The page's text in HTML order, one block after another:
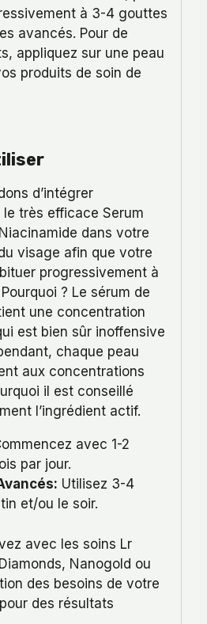
à 3-4 gouttes
avancés. Pour de
appliquez sur une peau
produits de soin de
d’intégrer
très efficace Serum
dans votre
visage afin que votre
progressivement à
? Le sérum de
une concentration
est bien sûr inoffensive
chaque peau
aux concentrations
il est conseillé
l’ingrédient actif.
avec 1-2
par jour.
Utilisez 3-4
et/ou le soir.
avec les soins Lr
Nanogold ou
des besoins de votre
des résultats